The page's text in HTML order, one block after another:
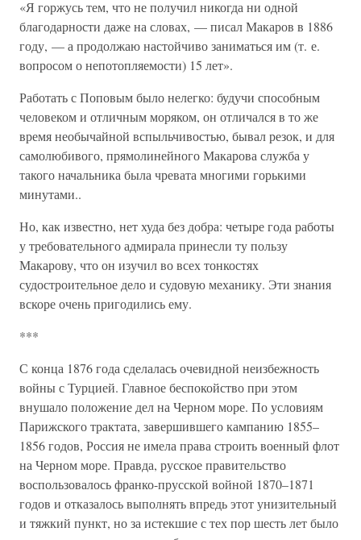
«Я горжусь тем, что не получил никогда ни одной
благодарности даже на словах, — писал Макаров в 1886
году, — а продолжаю настойчиво заниматься им (т. е.
вопросом о непотопляемости) 15 лет».
Работать с Поповым было нелегко: будучи способным
человеком и отличным моряком, он отличался в то же
время необычайной вспыльчивостью, бывал резок, и для
самолюбивого, прямолинейного Макарова служба у
такого начальника была чревата многими горькими
минутами..
Но, как известно, нет худа без добра: четыре года работы
у требовательного адмирала принесли ту пользу
Макарову, что он изучил во всех тонкостях
судостроительное дело и судовую механику. Эти знания
вскоре очень пригодились ему.
***
С конца 1876 года сделалась очевидной неизбежность
войны с Турцией. Главное беспокойство при этом
внушало положение дел на Черном море. По условиям
Парижского трактата, завершившего кампанию 1855–
1856 годов, Россия не имела права строить военный флот
на Черном море. Правда, русское правительство
воспользовалось франко-прусской войной 1870–1871
годов и отказалось выполнять впредь этот унизительный
и тяжкий пункт, но за истекшие с тех пор шесть лет было